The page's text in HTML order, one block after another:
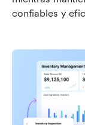
confiables y